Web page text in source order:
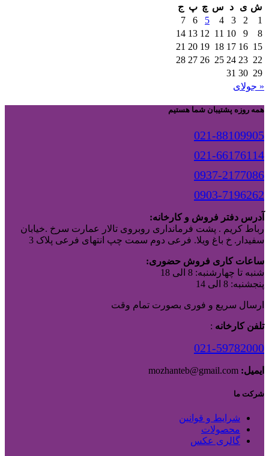
ش ی د س چ پ ج
1
2
3
4
5
6
7
8
9
10
11
12
13
14
15
16
17
18
19
20
21
22
23
24
25
26
27
28
29
30
31
« جولای
همه روزه پشتیبان شما هستیم
021-88109905
021-66176114
0937-2177086
0903-7196262
آدرس دفتر فروش و کارخانه:
رباط کریم . پشت فرمانداری روبروی تالار عمارت سرخ .خیابان
سفیدار. خ باغ ویلا. فرعی دوم سمت چپ انتهای فرعی پلاک 3
ساعات کاری فروش حضوری:
شنبه تا چهارشنبه: 8 الی 18
پنجشنبه: 8 الی 14
ارسال سریع و فوری بصورت تمام وقت
تلفن کارخانه :
021-59782000
ایمیل:
شرکت ما
شرایط و قوانین
محصولات
گالری عکس